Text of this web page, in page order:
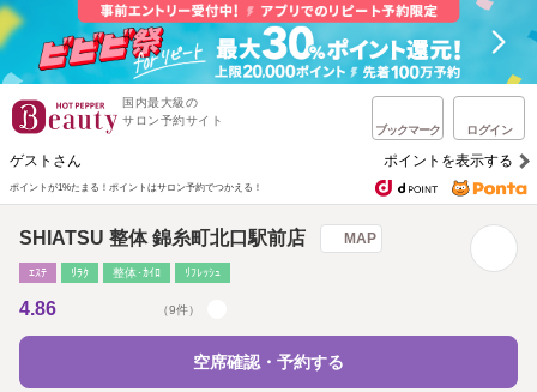
国内最大級の
サロン予約サイト
ブックマーク ログイン
ゲストさん ポイントを表示する
ポイントが1%たまる！ ポイントはサロン予約でつかえる！
SHIATSU 整体 錦糸町北口駅前店 MAP
ｴｽﾃ ﾘﾗｸ 整体･ｶｲﾛ ﾘﾌﾚｯｼｭ
4.86 （9件）
空席確認・予約する